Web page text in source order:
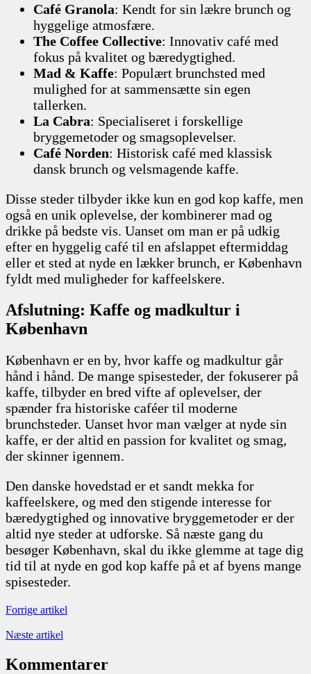
Café Granola: Kendt for sin lækre brunch og
hyggelige atmosfære.
The Coffee Collective: Innovativ café med
fokus på kvalitet og bæredygtighed.
Mad & Kaffe: Populært brunchsted med
mulighed for at sammensætte sin egen
tallerken.
La Cabra: Specialiseret i forskellige
bryggemetoder og smagsoplevelser.
Café Norden: Historisk café med klassisk
dansk brunch og velsmagende kaffe.
Disse steder tilbyder ikke kun en god kop kaffe, men
også en unik oplevelse, der kombinerer mad og
drikke på bedste vis. Uanset om man er på udkig
efter en hyggelig café til en afslappet eftermiddag
eller et sted at nyde en lækker brunch, er København
fyldt med muligheder for kaffeelskere.
Afslutning: Kaffe og madkultur i
København
København er en by, hvor kaffe og madkultur går
hånd i hånd. De mange spisesteder, der fokuserer på
kaffe, tilbyder en bred vifte af oplevelser, der
spænder fra historiske caféer til moderne
brunchsteder. Uanset hvor man vælger at nyde sin
kaffe, er der altid en passion for kvalitet og smag,
der skinner igennem.
Den danske hovedstad er et sandt mekka for
kaffeelskere, og med den stigende interesse for
bæredygtighed og innovative bryggemetoder er der
altid nye steder at udforske. Så næste gang du
besøger København, skal du ikke glemme at tage dig
tid til at nyde en god kop kaffe på et af byens mange
spisesteder.
Forrige artikel
Næste artikel
Kommentarer